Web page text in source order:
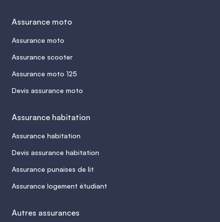
Assurance moto
Assurance moto
Assurance scooter
Assurance moto 125
Devis assurance moto
Assurance habitation
Assurance habitation
Devis assurance habitation
Assurance punaises de lit
Assurance logement étudiant
Autres assurances